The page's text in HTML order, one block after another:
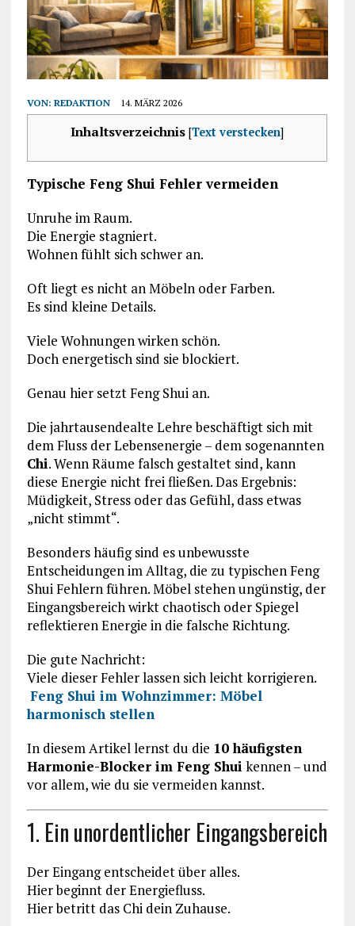
VON: REDAKTION 14. MÄRZ 2026
Inhaltsverzeichnis [Text verstecken]
Typische Feng Shui Fehler vermeiden
Unruhe im Raum.
Die Energie stagniert.
Wohnen fühlt sich schwer an.
Oft liegt es nicht an Möbeln oder Farben.
Es sind kleine Details.
Viele Wohnungen wirken schön.
Doch energetisch sind sie blockiert.
Genau hier setzt Feng Shui an.
Die jahrtausendealte Lehre beschäftigt sich mit
dem Fluss der Lebensenergie – dem sogenannten
Chi. Wenn Räume falsch gestaltet sind, kann
diese Energie nicht frei fließen. Das Ergebnis:
Müdigkeit, Stress oder das Gefühl, dass etwas
„nicht stimmt“.
Besonders häufig sind es unbewusste
Entscheidungen im Alltag, die zu typischen Feng
Shui Fehlern führen. Möbel stehen ungünstig, der
Eingangsbereich wirkt chaotisch oder Spiegel
reflektieren Energie in die falsche Richtung.
Die gute Nachricht:
Viele dieser Fehler lassen sich leicht korrigieren.
Feng Shui im Wohnzimmer: Möbel
harmonisch stellen
In diesem Artikel lernst du die 10 häufigsten
Harmonie-Blocker im Feng Shui kennen – und
vor allem, wie du sie vermeiden kannst.
1. Ein unordentlicher Eingangsbereich
Der Eingang entscheidet über alles.
Hier beginnt der Energiefluss.
Hier betritt das Chi dein Zuhause.